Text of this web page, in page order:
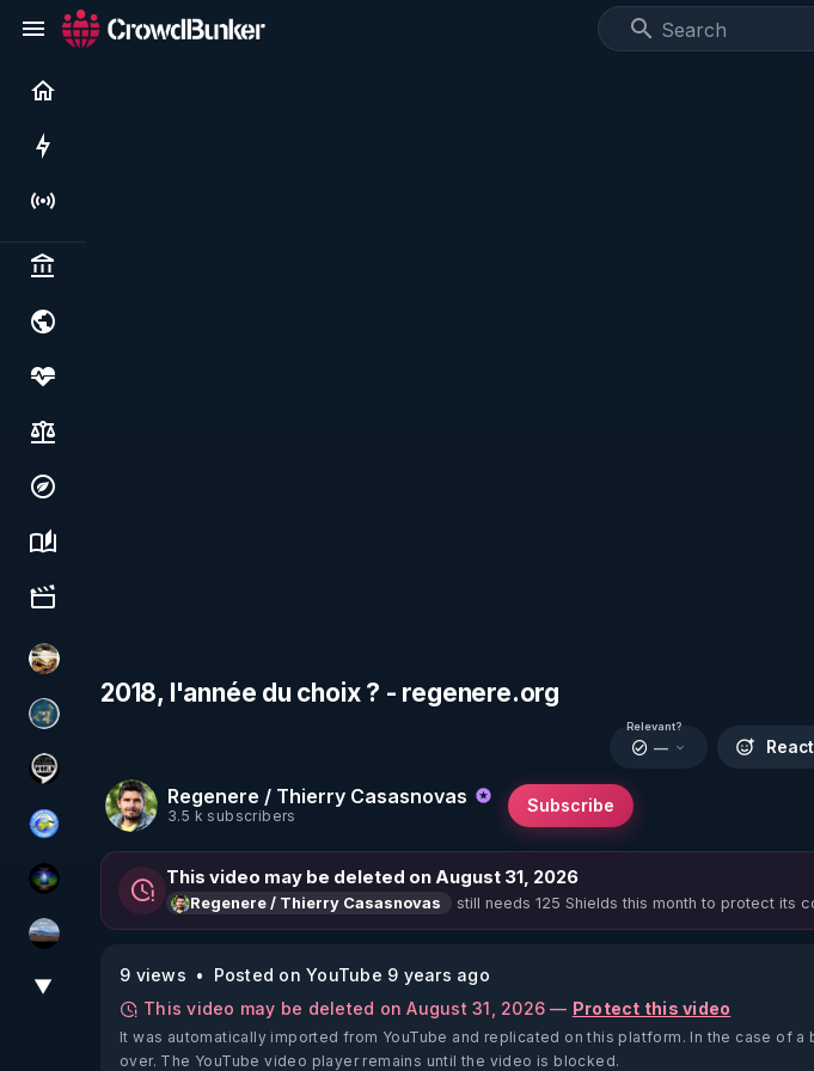
Live
Politics & institutions
Society, justice & freedoms
Economy, environment & technology
Science, history & spirituality
Culture, media & entertainment
patatrak
Réinformation sur le monde
Notre Réalité Est Falsifiée Et Fausse
Tonton Posture Débrief
WakeUp
michel lanceur alerte
▼
2018, l'année du choix ? - regenere.org
Regenere / Thierry Casasnovas
3.5 k subscribers
Subscribe
Relevant?
— React
This video may be deleted on August 31, 2026
Regenere / Thierry Casasnovas still needs 125 Shields this month to protect its
9 views
Posted on YouTube 9 years ago
This video may be deleted on August 31, 2026 — Protect this video
It was automatically imported from YouTube and replicated on this platform. In the case of a
over. The YouTube video player remains until the video is blocked.